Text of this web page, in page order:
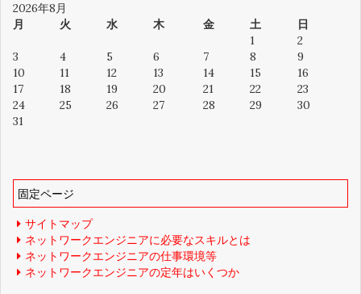
2026年8月
月
火 水 木 金 土
日
1
2
3
4 5 6 7 8
9
10
11 12 13 14 15
16
17
18 19 20 21 22
23
24
25 26 27 28 29
30
31
固定ページ
サイトマップ
ネットワークエンジニアに必要なスキルとは
ネットワークエンジニアの仕事環境等
ネットワークエンジニアの定年はいくつか